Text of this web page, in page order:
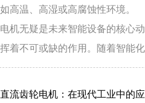
高温、高湿或高腐蚀性环境。
机无疑是未来智能设备的核心
着不可或缺的作用。随着智能
直流齿轮电机：在现代工业中的